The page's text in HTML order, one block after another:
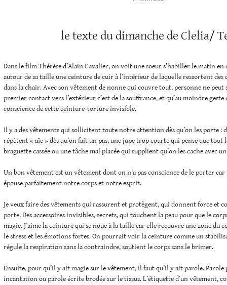
le texte du dimanche de Clelia/
Dans le film Thérèse d’Alain Cavalier, on voit une soeur s’habiller le matin
autour de sa taille une ceinture de cuir à l’intérieur de laquelle ressortent
dans la chair. Avec son vêtement de nonne qui couvre tout, personne ne peut
premier contact vers l’extérieur c’est de la souffrance, et qu’au moindre geste
conscience de cette ceinture-torture invisible.
Il y a des vêtements qui sollicitent toute notre attention dès qu’on les porte :
répètent « aïe » dès qu’on fait un pas, une jupe trop courte qui pense que tout
braguette cassée ou une tâche mal placée qui supplient qu’on les cache avec
Un bon vêtement est un vêtement dont on n’a pas conscience de le porter
épouse parfaitement notre corps et notre esprit.
Je veux faire des vêtements qui rassurent et protègent, qui donnent force et
porte. Des accessoires invisibles, secrets, qui touchent la peau pour que le
magie. J’aime la ceinture qui se noue à la taille car elle recouvre une zone du
le stress et les émotions fortes. On pourrait voir la ceinture comme un
régule la respiration sans la contraindre, soutient le corps sans le brimer.
Ensuite, pour qu’il y ait magie sur le vêtement, il faut qu’il y ait parole. Parole
incantation ou parole écrite brodée sur le tissus. L’étiquette d’un vêtement,